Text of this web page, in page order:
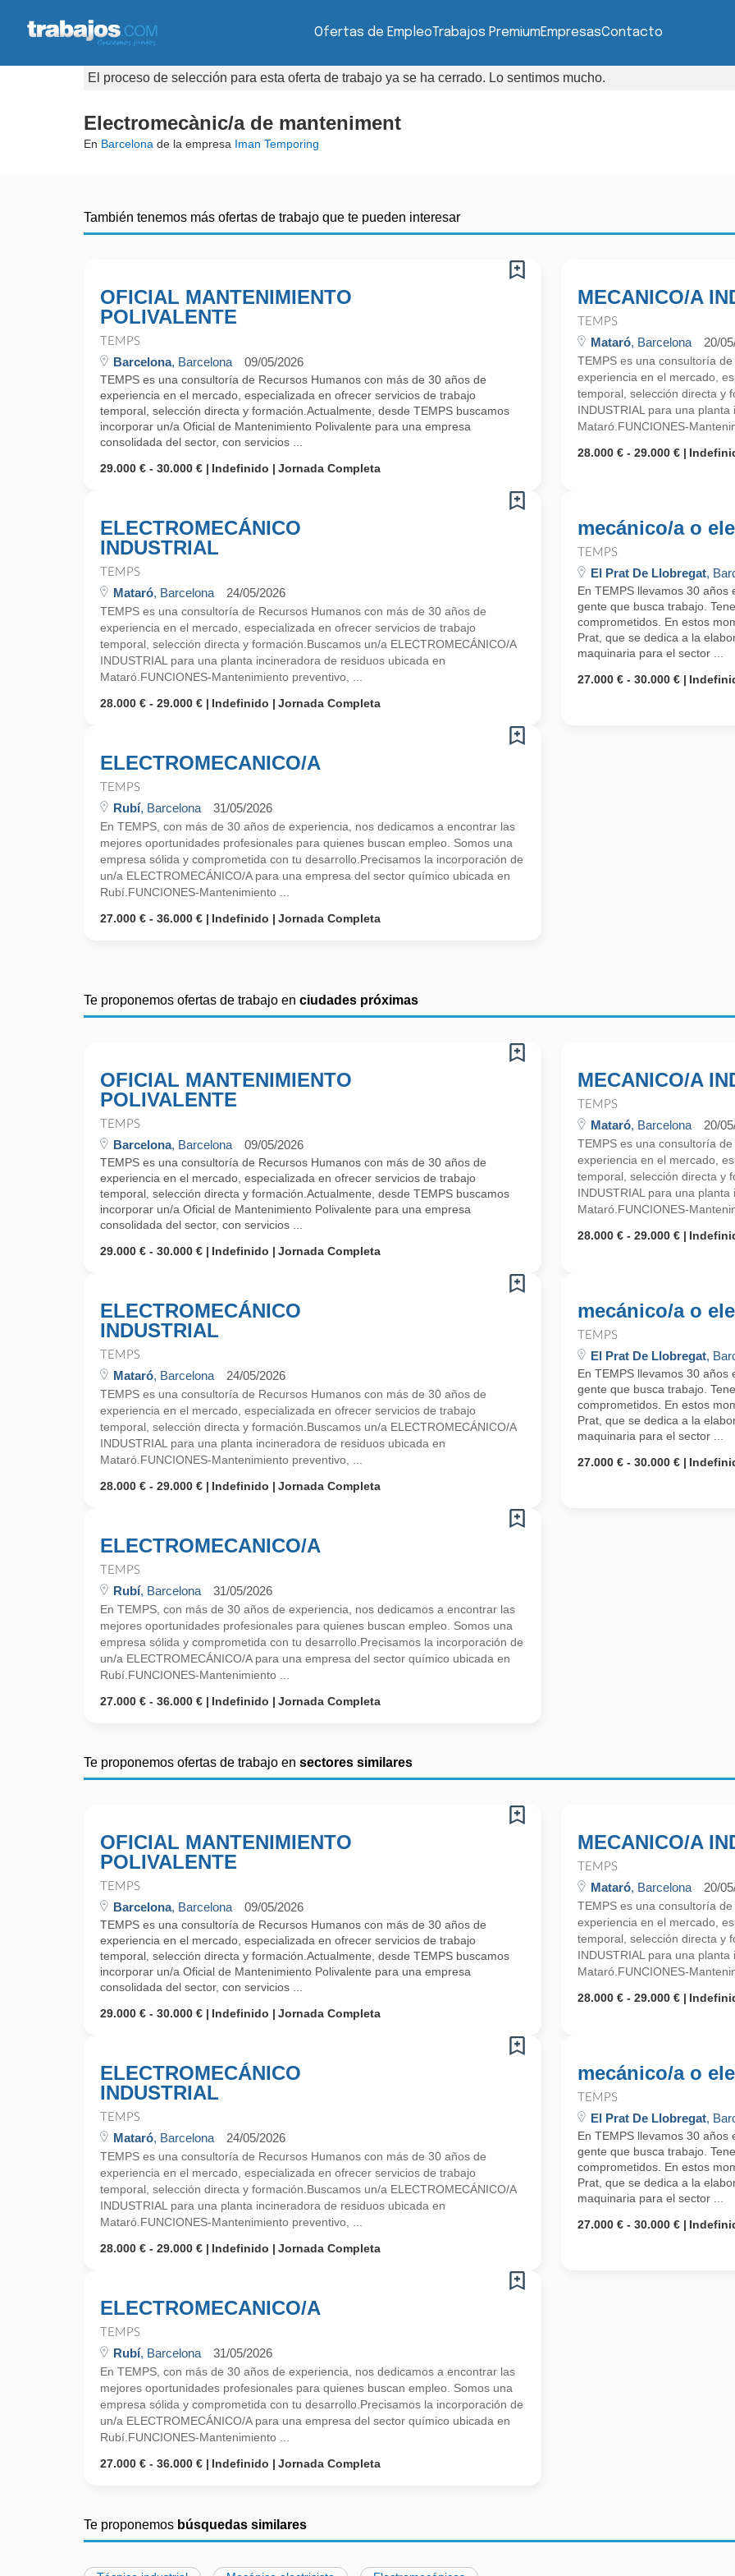
Ofertas de EmpleoTrabajos PremiumEmpresasContacto
El proceso de selección para esta oferta de trabajo ya se ha cerrado. Lo sentimos mucho.
Electromecànic/a de manteniment
En Barcelona de la empresa Iman Temporing
También tenemos más ofertas de trabajo que te pueden interesar
OFICIAL MANTENIMIENTO
POLIVALENTE
TEMPS
Barcelona, Barcelona 09/05/2026
TEMPS es una consultoría de Recursos Humanos con más de 30 años de
experiencia en el mercado, especializada en ofrecer servicios de trabajo
temporal, selección directa y formación.Actualmente, desde TEMPS buscamos
incorporar un/a Oficial de Mantenimiento Polivalente para una empresa
consolidada del sector, con servicios ...
29.000 € - 30.000 €
Indefinido Jornada Completa
MECANICO/A
TEMPS
Mataró, Barcelona 20/
TEMPS es una consultoría
experiencia en el mercado,
temporal, selección directa y
INDUSTRIAL para una
Mataró.FUNCIONES-
28.000 € - 29.000 €
ELECTROMECÁNICO
INDUSTRIAL
TEMPS
Mataró, Barcelona 24/05/2026
TEMPS es una consultoría de Recursos Humanos con más de 30 años de
experiencia en el mercado, especializada en ofrecer servicios de trabajo
temporal, selección directa y formación.Buscamos un/a ELECTROMECÁNICO/A
INDUSTRIAL para una planta incineradora de residuos ubicada en
Mataró.FUNCIONES-Mantenimiento preventivo, ...
28.000 € - 29.000 €
Indefinido Jornada Completa
mecánico/a o
TEMPS
El Prat De Llobregat,
En TEMPS llevamos 30
gente que busca trabajo.
comprometidos. En estos
Prat, que se dedica a la
maquinaria para el sector ...
27.000 € - 30.000 €
ELECTROMECANICO/A
TEMPS
Rubí, Barcelona 31/05/2026
En TEMPS, con más de 30 años de experiencia, nos dedicamos a encontrar las
mejores oportunidades profesionales para quienes buscan empleo. Somos una
empresa sólida y comprometida con tu desarrollo.Precisamos la incorporación de
un/a ELECTROMECÁNICO/A para una empresa del sector químico ubicada en
Rubí.FUNCIONES-Mantenimiento ...
27.000 € - 36.000 €
Indefinido Jornada Completa
Te proponemos ofertas de trabajo en ciudades próximas
OFICIAL MANTENIMIENTO
POLIVALENTE
TEMPS
Barcelona, Barcelona 09/05/2026
TEMPS es una consultoría de Recursos Humanos con más de 30 años de
experiencia en el mercado, especializada en ofrecer servicios de trabajo
temporal, selección directa y formación.Actualmente, desde TEMPS buscamos
incorporar un/a Oficial de Mantenimiento Polivalente para una empresa
consolidada del sector, con servicios ...
29.000 € - 30.000 €
Indefinido Jornada Completa
MECANICO/A
TEMPS
Mataró, Barcelona 20/
TEMPS es una consultoría
experiencia en el mercado,
temporal, selección directa y
INDUSTRIAL para una
Mataró.FUNCIONES-
28.000 € - 29.000 €
ELECTROMECÁNICO
INDUSTRIAL
TEMPS
Mataró, Barcelona 24/05/2026
TEMPS es una consultoría de Recursos Humanos con más de 30 años de
experiencia en el mercado, especializada en ofrecer servicios de trabajo
temporal, selección directa y formación.Buscamos un/a ELECTROMECÁNICO/A
INDUSTRIAL para una planta incineradora de residuos ubicada en
Mataró.FUNCIONES-Mantenimiento preventivo, ...
28.000 € - 29.000 €
Indefinido Jornada Completa
mecánico/a o
TEMPS
El Prat De Llobregat,
En TEMPS llevamos 30
gente que busca trabajo.
comprometidos. En estos
Prat, que se dedica a la
maquinaria para el sector ...
27.000 € - 30.000 €
ELECTROMECANICO/A
TEMPS
Rubí, Barcelona 31/05/2026
En TEMPS, con más de 30 años de experiencia, nos dedicamos a encontrar las
mejores oportunidades profesionales para quienes buscan empleo. Somos una
empresa sólida y comprometida con tu desarrollo.Precisamos la incorporación de
un/a ELECTROMECÁNICO/A para una empresa del sector químico ubicada en
Rubí.FUNCIONES-Mantenimiento ...
27.000 € - 36.000 €
Indefinido Jornada Completa
Te proponemos ofertas de trabajo en sectores similares
OFICIAL MANTENIMIENTO
POLIVALENTE
TEMPS
Barcelona, Barcelona 09/05/2026
TEMPS es una consultoría de Recursos Humanos con más de 30 años de
experiencia en el mercado, especializada en ofrecer servicios de trabajo
temporal, selección directa y formación.Actualmente, desde TEMPS buscamos
incorporar un/a Oficial de Mantenimiento Polivalente para una empresa
consolidada del sector, con servicios ...
29.000 € - 30.000 €
Indefinido Jornada Completa
MECANICO/A
TEMPS
Mataró, Barcelona 20/
TEMPS es una consultoría
experiencia en el mercado,
temporal, selección directa y
INDUSTRIAL para una
Mataró.FUNCIONES-
28.000 € - 29.000 €
ELECTROMECÁNICO
INDUSTRIAL
TEMPS
Mataró, Barcelona 24/05/2026
TEMPS es una consultoría de Recursos Humanos con más de 30 años de
experiencia en el mercado, especializada en ofrecer servicios de trabajo
temporal, selección directa y formación.Buscamos un/a ELECTROMECÁNICO/A
INDUSTRIAL para una planta incineradora de residuos ubicada en
Mataró.FUNCIONES-Mantenimiento preventivo, ...
28.000 € - 29.000 €
Indefinido Jornada Completa
mecánico/a o
TEMPS
El Prat De Llobregat,
En TEMPS llevamos 30
gente que busca trabajo.
comprometidos. En estos
Prat, que se dedica a la
maquinaria para el sector ...
27.000 € - 30.000 €
ELECTROMECANICO/A
TEMPS
Rubí, Barcelona 31/05/2026
En TEMPS, con más de 30 años de experiencia, nos dedicamos a encontrar las
mejores oportunidades profesionales para quienes buscan empleo. Somos una
empresa sólida y comprometida con tu desarrollo.Precisamos la incorporación de
un/a ELECTROMECÁNICO/A para una empresa del sector químico ubicada en
Rubí.FUNCIONES-Mantenimiento ...
27.000 € - 36.000 €
Indefinido Jornada Completa
Te proponemos búsquedas similares